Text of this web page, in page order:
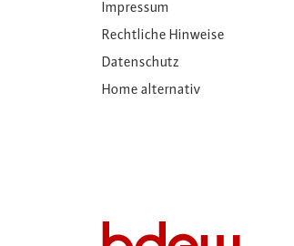
Impressum
Rechtliche Hinweise
Datenschutz
Home alternativ